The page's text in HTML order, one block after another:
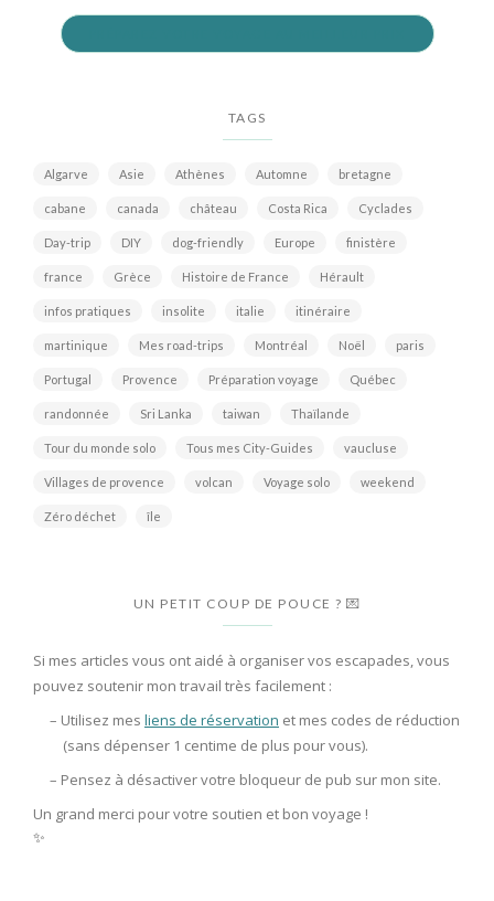
TAGS
Algarve Asie Athènes Automne bretagne
cabane canada château Costa Rica Cyclades
Day-trip DIY dog-friendly Europe finistère
france Grèce Histoire de France Hérault
infos pratiques insolite italie itinéraire
martinique Mes road-trips Montréal Noël paris
Portugal Provence Préparation voyage Québec
randonnée Sri Lanka taiwan Thaïlande
Tour du monde solo Tous mes City-Guides vaucluse
Villages de provence volcan Voyage solo weekend
Zéro déchet île
UN PETIT COUP DE POUCE ? 💌
Si mes articles vous ont aidé à organiser vos escapades, vous
pouvez soutenir mon travail très facilement :
– Utilisez mes liens de réservation et mes codes de réduction
(sans dépenser 1 centime de plus pour vous).
– Pensez à désactiver votre bloqueur de pub sur mon site.
Un grand merci pour votre soutien et bon voyage !
✨